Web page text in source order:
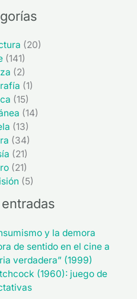
(20)
(141)
(2)
(1)
(15)
(14)
(13)
(34)
(21)
(21)
(5)
y la demora
de sentido en el cine a
verdadera” (1999)
(1960): juego de